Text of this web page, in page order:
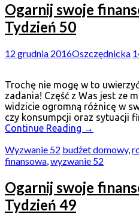
Ogarnij swoje
Tydzień 50
12 grudnia 2016Oszczędnicka
Trochę nie mogę w to
zadania! Część z Was jest ze
widzicie ogromną różnicę w
czy konsumpcji oraz sytuacji
Continue Reading →
Wyzwanie 52 budżet domowy,
finansowa,wyzwanie 52
Ogarnij swoje
Tydzień 49